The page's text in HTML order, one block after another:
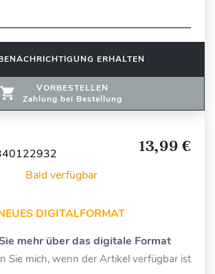
ERHALTEN
VORBESTELLEN
Zahlung bei Bestellung
13,99 €
Bald verfügbar
DIGITALFORMAT
mehr über das digitale Format
Sie mich, wenn der Artikel verfügbar ist